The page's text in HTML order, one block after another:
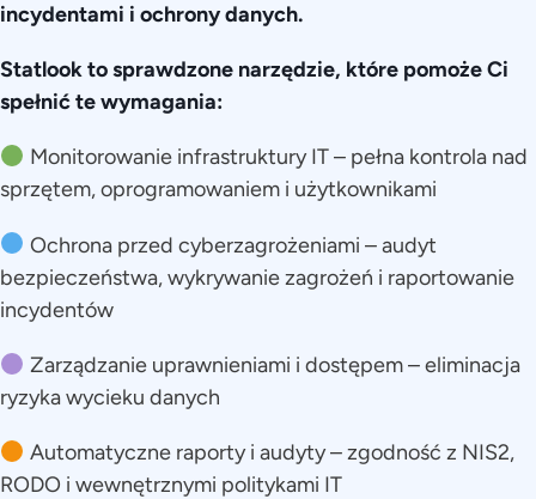
incydentami i ochrony danych.
Statlook to sprawdzone narzędzie, które pomoże Ci
spełnić te wymagania:
Monitorowanie infrastruktury IT – pełna kontrola nad
sprzętem, oprogramowaniem i użytkownikami
Ochrona przed cyberzagrożeniami – audyt
bezpieczeństwa, wykrywanie zagrożeń i raportowanie
incydentów
Zarządzanie uprawnieniami i dostępem – eliminacja
ryzyka wycieku danych
Automatyczne raporty i audyty – zgodność z NIS2,
RODO i wewnętrznymi politykami IT